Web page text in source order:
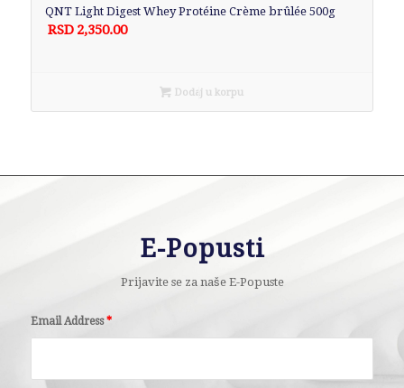
QNT Light Digest Whey Protéine Crème brûlée 500g
RSD 2,350.00
Dodaj u korpu
E-Popusti
Prijavite se za naše E-Popuste
Email Address*